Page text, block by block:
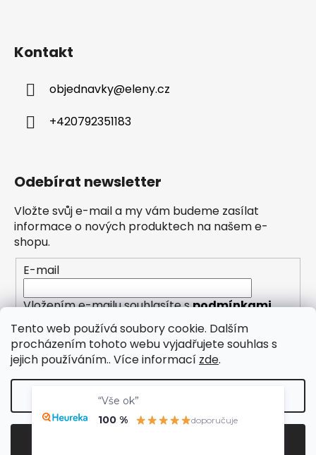
Tento web používá soubory cookie. Dalším
procházením tohoto webu vyjadřujete souhlas s
jejich používáním.. Více informací zde.
Nastavení
Kontakt
objednavky@eleny.cz
+420792351183
Odebírat newsletter
Vložte svůj e-mail a my vám budeme zasílat
informace o nových produktech na našem e-
shopu.
E-mail
Vložením e-mailu souhlasíte spodmínkami
ochrany osobních údajů
PŘIHLÁSIT SE
Vytvořil Shoptet